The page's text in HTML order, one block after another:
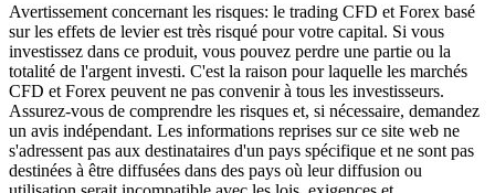
Avertissement concernant les risques: le trading CFD et Forex basé
sur les effets de levier est très risqué pour votre capital. Si vous
investissez dans ce produit, vous pouvez perdre une partie ou la
totalité de l'argent investi. C'est la raison pour laquelle les marchés
CFD et Forex peuvent ne pas convenir à tous les investisseurs.
Assurez-vous de comprendre les risques et, si nécessaire, demandez
un avis indépendant. Les informations reprises sur ce site web ne
s'adressent pas aux destinataires d'un pays spécifique et ne sont pas
destinées à être diffusées dans des pays où leur diffusion ou